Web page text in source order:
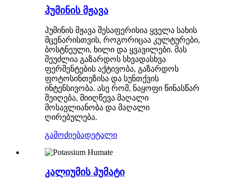
ჰუმინის მჟავა
ჰუმინის მჟავა შესაფერისია ყველა სახის
მცენარისთვის, როგორიცაა კულტურები,
ბოსტნეული, ხილი და ყვავილები. მას
შეუძლია გაზარდოს სხვადასხვა
ფერმენტების აქტივობა, გაზარდოს
ფოტოსინთეზისა და სუნთქვის
ინტენსივობა. ასე რომ, ნაყოფი წინასწარ
შეიღება, მიიღწევა მაღალი
მოსავლიანობა და მაღალი
ღირებულება.
გამოძიებადეტალი
კალიუმის ჰუმატი